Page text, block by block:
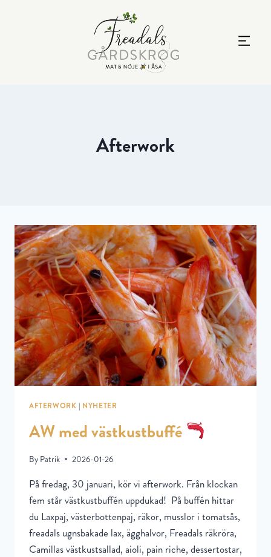
Afterwork
AFTERWORK | NYHETER
AW med västkustbuffé
By Patrik 2026-01-26
På fredag, 30 januari, kör vi afterwork. Från klockan
fem står västkustbuffén uppdukad! På buffén hittar
du Laxpaj, västerbottenpaj, räkor, musslor i tomatsås,
freadals ugnsbakade lax, ägghalvor, Freadals räkröra,
Camillas västkustsallad, aioli, pain riche, dessertostar,